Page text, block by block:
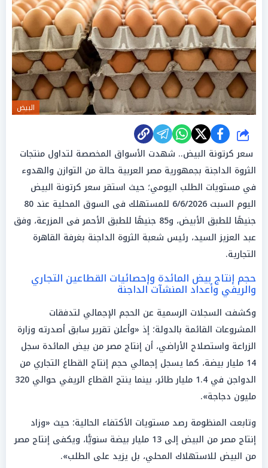
البيض
شارك
سعر كرتونة البيض.. شهدت الأسواق المخصصة لتداول منتجات
الثروة الداجنة بجمهورية مصر العربية حالة من التوازن والهدوء
في مستويات الطلب اليومي؛ حيث استقر سعر كرتونة البيض
اليوم السبت 6/6/2026 للمستهلك فى السوق المحلية عند 80
جنيهًا للطبق الأبيض، و85 جنيهًا للطبق الأحمر فى المزرعة، وفق
عبد العزيز السيد، رئيس شعبة الثروة الداجنة بغرفة القاهرة
التجارية.
حجم إنتاج بيض المائدة وإحصائيات القطاعين التجاري
والريفي وأعداد المنشآت الداجنة
وكشفت السجلات الرسمية عن الحجم الإجمالي لتدفقات
المشروعات القائمة بالدولة؛ إذ «وأعلن تقرير سابق أصدرته وزارة
الزراعة واستصلاح الأراضي، أن إنتاج مصر من بيض المائدة سجل
14 مليار بيضة، كما يسجل إجمالي حجم إنتاج القطاع التجاري من
الدواجن في 1.4 مليار طائر، بينما ينتج القطاع الريفي حوالي 320
مليون دجاجة».
وتابعت المنظومة رصد مستويات الأكتفاء الحالية؛ حيث «وزاد
إنتاج مصر من البيض إلى 13 مليار بيضة سنويًّا، ويكفى إنتاج مصر
من البيض للاستهلاك المحلي، بل يزيد على الطلب».